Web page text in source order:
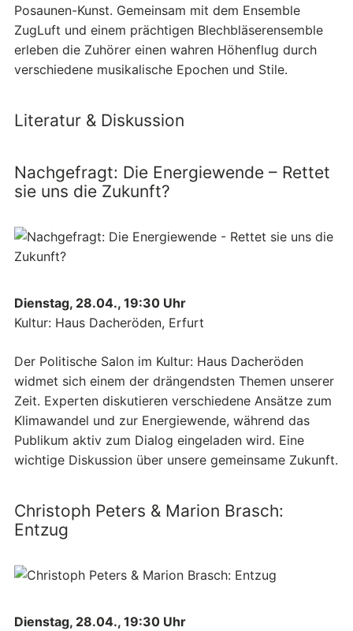
Posaunen-Kunst. Gemeinsam mit dem Ensemble
ZugLuft und einem prächtigen Blechbläserensemble
erleben die Zuhörer einen wahren Höhenflug durch
verschiedene musikalische Epochen und Stile.
Literatur & Diskussion
Nachgefragt: Die Energiewende – Rettet
sie uns die Zukunft?
Dienstag, 28.04., 19:30 Uhr
Kultur: Haus Dacheröden, Erfurt
Der Politische Salon im Kultur: Haus Dacheröden
widmet sich einem der drängendsten Themen unserer
Zeit. Experten diskutieren verschiedene Ansätze zum
Klimawandel und zur Energiewende, während das
Publikum aktiv zum Dialog eingeladen wird. Eine
wichtige Diskussion über unsere gemeinsame Zukunft.
Christoph Peters & Marion Brasch:
Entzug
Dienstag, 28.04., 19:30 Uhr